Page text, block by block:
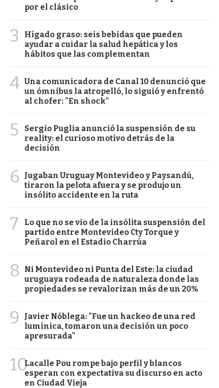
por el clásico
3
Hígado graso: seis bebidas que pueden
ayudar a cuidar la salud hepática y los
hábitos que las complementan
4 Una comunicadora de Canal 10 denunció que
un ómnibus la atropelló, lo siguió y enfrentó
al chofer: "En shock"
5
Sergio Puglia anunció la suspensión de su
reality: el curioso motivo detrás de la
decisión
6
Jugaban Uruguay Montevideo y Paysandú,
tiraron la pelota afuera y se produjo un
insólito accidente en la ruta
7
Lo que no se vio de la insólita suspensión del
partido entre Montevideo Cty Torque y
Peñarol en el Estadio Charrúa
8
Ni Montevideo ni Punta del Este: la ciudad
uruguaya rodeada de naturaleza donde las
propiedades se revalorizan más de un 20%
9
Javier Nóblega: "Fue un hackeo de una red
lumínica, tomaron una decisión un poco
apresurada"
10Lacalle Pou rompe bajo perfil y blancos
esperan con expectativa su discurso en acto
en Ciudad Vieja